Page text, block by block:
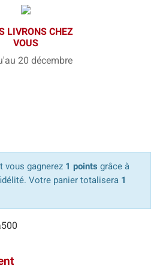
LIVRONS CHEZ
VOUS
20 décembre
vous gagnerez 1 points grâce à
Votre panier totalisera 1